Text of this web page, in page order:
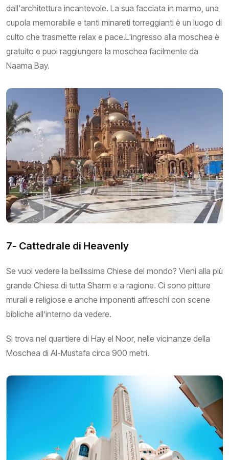
dall'architettura incantevole. La sua facciata in marmo, una
cupola memorabile e tanti minareti torreggianti è un luogo di
culto che trasmette relax e pace.L'ingresso alla moschea è
gratuito e puoi raggiungere la moschea facilmente da
Naama Bay.
7- Cattedrale di Heavenly
Se vuoi vedere la bellissima Chiese del mondo? Vieni alla più
grande Chiesa di tutta Sharm e a ragione. Ci sono pitture
murali e religiose e anche imponenti affreschi con scene
bibliche all’interno da vedere.
Si trova nel quartiere di Hay el Noor, nelle vicinanze della
Moschea di Al-Mustafa circa 900 metri.